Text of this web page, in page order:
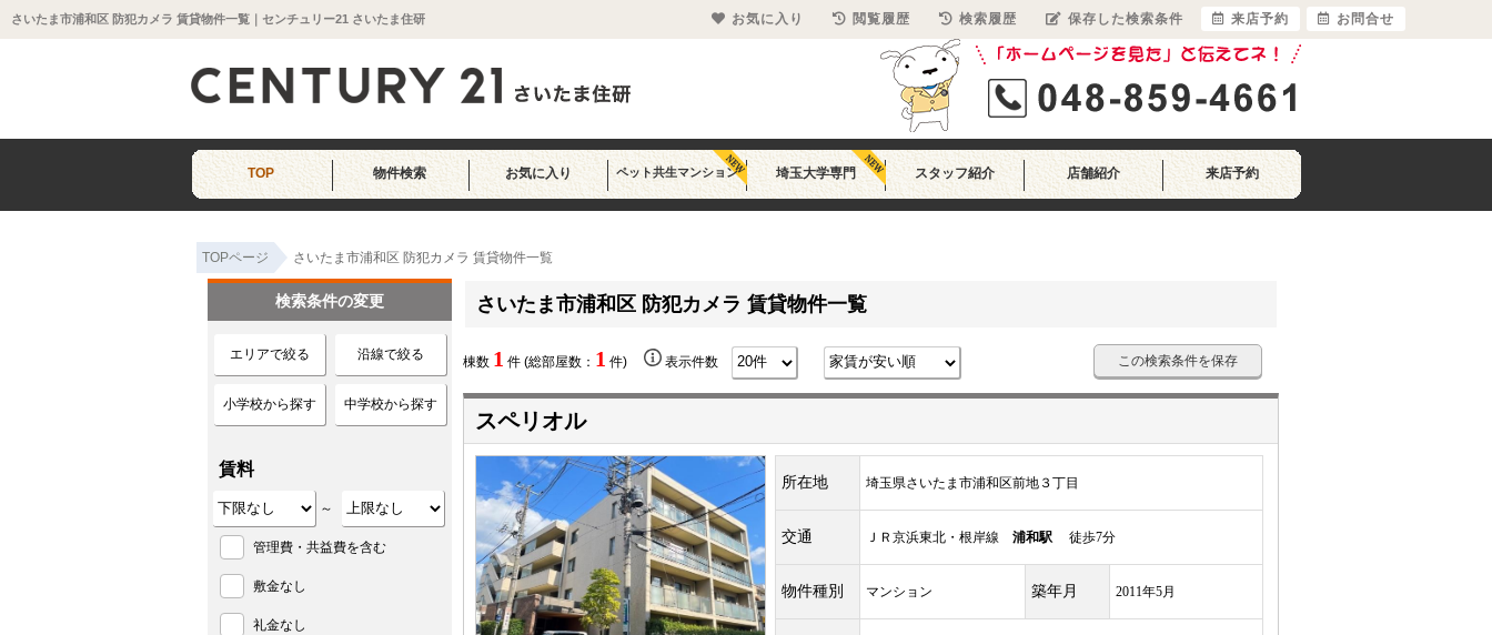
さいたま市浦和区 防犯カメラ 賃貸物件一覧｜センチュリー21 さいたま住研
TOP 物件検索 お気に入り ペット共生マンション 埼玉大学専門 スタッフ紹介 店舗紹介 来店予約
TOPページ さいたま市浦和区 防犯カメラ 賃貸物件一覧
さいたま市浦和区 防犯カメラ 賃貸物件一覧
棟数 1 件 (総部屋数： 1 件) 表示件数 この検索条件を保存
スペリオル
所在地 埼玉県さいたま市浦和区前地３丁目
交通 ＪＲ京浜東北・根岸線 浦和駅 徒歩7分
物件種別 マンション 築年月 2011年5月
検索条件の変更
エリアで絞る 沿線で絞る
小学校から探す 中学校から探す
賃料
～
管理費・共益費を含む
敷金なし
礼金なし
お気に入り 閲覧履歴 検索履歴 保存した検索条件 来店予約 お問合せ